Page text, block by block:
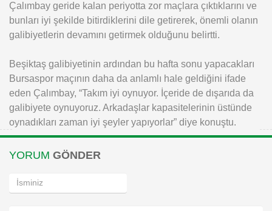
iOS
Çalımbay geride kalan periyotta zor maçlara çıktıklarını ve
bunları iyi şekilde bitirdiklerini dile getirerek, önemli olanın
galibiyetlerin devamını getirmek olduğunu belirtti.
Beşiktaş galibiyetinin ardından bu hafta sonu yapacakları
Bursaspor maçının daha da anlamlı hale geldiğini ifade
eden Çalımbay, “Takım iyi oynuyor. İçeride de dışarıda da
galibiyete oynuyoruz. Arkadaşlar kapasitelerinin üstünde
oynadıkları zaman iyi şeyler yapıyorlar” diye konuştu.
YORUM GÖNDER